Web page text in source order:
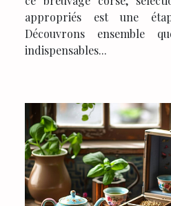
appropriés est une
Découvrons ensemble
indispensables...